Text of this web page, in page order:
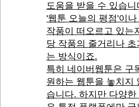
도움을 받을 수 있습
'웹툰 오늘의 평점'이
작품이 떠오르고 있는
당 작품의 줄거리나
는 방식이죠.
특히 네이버웹툰은 구
원하는 웹툰을 놓치지
습니다. 하지만 다양